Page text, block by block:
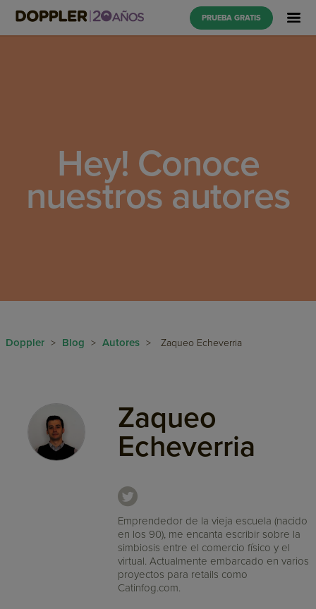
PRUEBA GRATIS
Hey! Conoce
nuestros autores
Doppler > Blog > Autores > Zaqueo Echeverria
Zaqueo
Echeverria
Emprendedor de la vieja escuela (nacido
en los 90), me encanta escribir sobre la
simbiosis entre el comercio físico y el
virtual. Actualmente embarcado en varios
proyectos para retails como
Catinfog.com.